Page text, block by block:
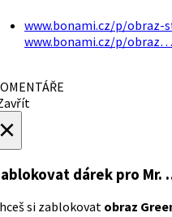
www.bonami.cz/p/
www.bonami.cz/p/obraz…
dárek pro Mr.
si zablokovat obraz